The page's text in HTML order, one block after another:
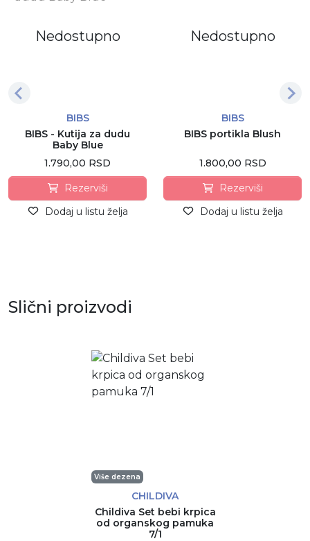
Nedostupno
BIBS
BIBS - Kutija za dudu
Baby Blue
1.790,00 RSD
Rezerviši
Dodaj u listu želja
Nedostupno
BIBS
BIBS portikla Blush
1.800,00 RSD
Rezerviši
Dodaj u listu želja
Slični proizvodi
Više dezena
CHILDIVA
Childiva Set bebi krpica
od organskog pamuka
7/1